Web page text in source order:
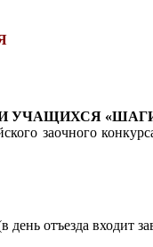
УЧАЩИХСЯ
заочного
отъезда входит